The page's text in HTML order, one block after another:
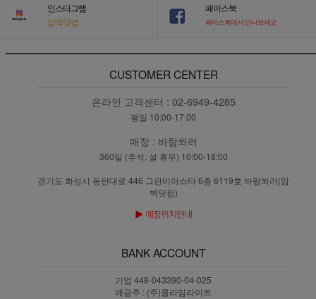
인스타그램
-
암벽닷컴
페이스북
-
페이스북에서 만나보세요
CUSTOMER CENTER
온라인 고객센터 : 02-6949-4285
평일 10:00-17:00
매장 : 바람쐬러
360일 (추석, 설 휴무) 10:00-18:00
경기도 화성시 동탄대로 446 그란비아스타 6층 6119호 바람쐬러(암
벽닷컴)
BANK ACCOUNT
기업 448-043390-04-025
예금주 : (주)클라임라이트